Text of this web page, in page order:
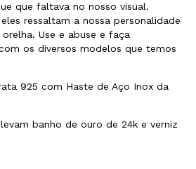
que faltava no nosso visual.
ressaltam a nossa personalidade
Use e abuse e faça
os diversos modelos que temos
925 com Haste de Aço Inox da
banho de ouro de 24k e verniz